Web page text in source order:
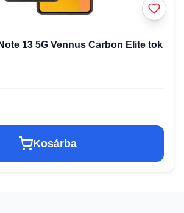
13 5G Vennus Carbon Elite tok
Kosárba